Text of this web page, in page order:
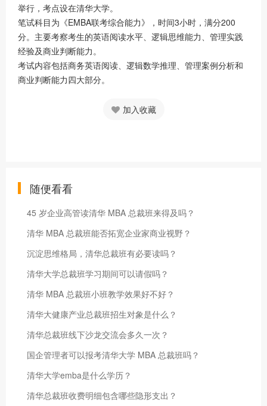
举行，考点设在清华大学。
笔试科目为《EMBA联考综合能力》，时间3小时，满分200
分。主要考察考生的英语阅读水平、逻辑思维能力、管理实践
经验及商业判断能力。
考试内容包括商务英语阅读、逻辑数学推理、管理案例分析和
商业判断能力四大部分。
加入收藏
随便看看
45 岁企业高管读清华 MBA 总裁班来得及吗？
清华 MBA 总裁班能否拓宽企业家商业视野？
沉淀思维格局，清华总裁班有必要读吗？
清华大学总裁班学习期间可以请假吗？
清华 MBA 总裁班小班教学效果好不好？
清华大健康产业总裁班招生对象是什么？
清华总裁班线下沙龙交流会多久一次？
国企管理者可以报考清华大学 MBA 总裁班吗？
清华大学emba是什么学历？
清华总裁班收费明细包含哪些隐形支出？